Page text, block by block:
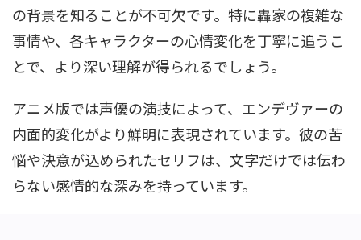
の背景を知ることが不可欠です。特に轟家の複雑な
事情や、各キャラクターの心情変化を丁寧に追うこ
とで、より深い理解が得られるでしょう。
アニメ版では声優の演技によって、エンデヴァーの
内面的変化がより鮮明に表現されています。彼の苦
悩や決意が込められたセリフは、文字だけでは伝わ
らない感情的な深みを持っています。